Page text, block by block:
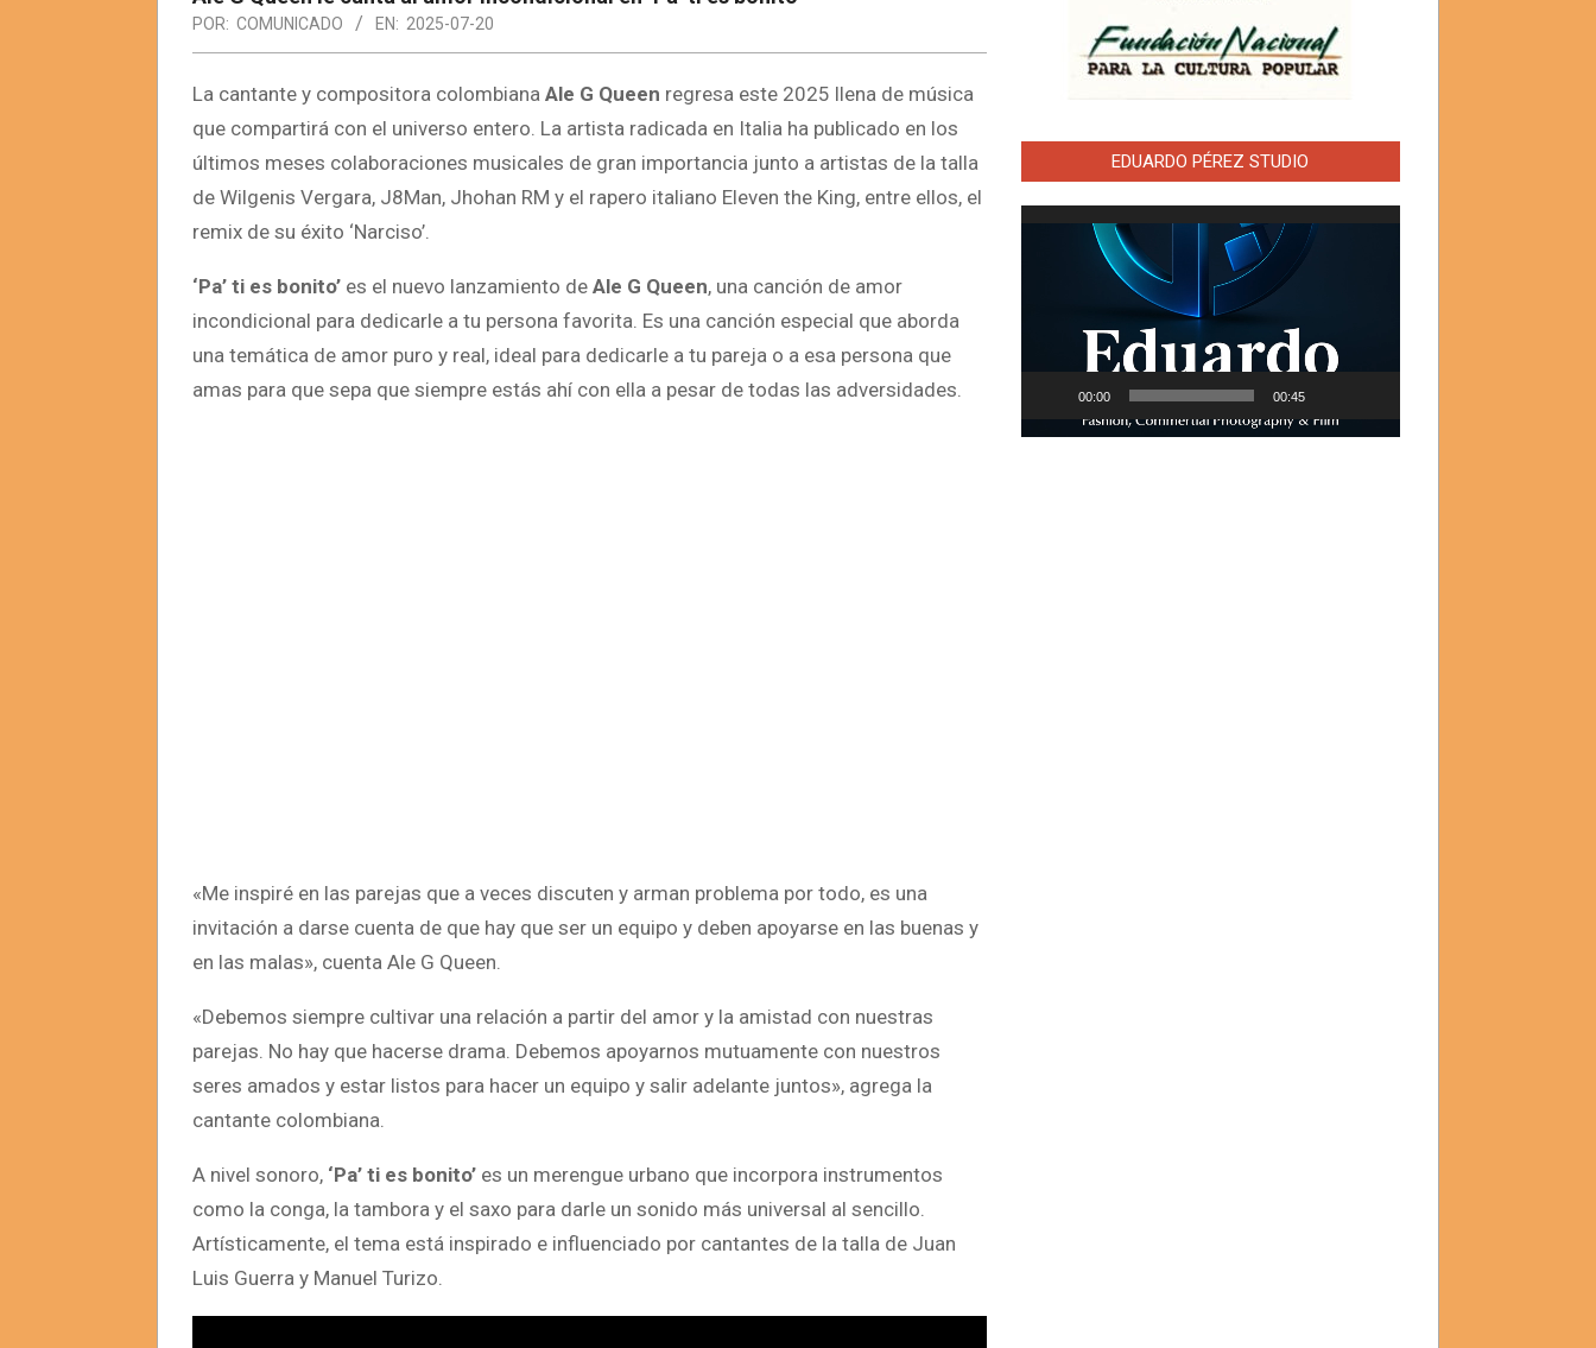
POR: COMUNICADO EN: 2025-07-20
La cantante y compositora colombiana Ale G Queen regresa este 2025 llena de música
que compartirá con el universo entero. La artista radicada en Italia ha publicado en los
últimos meses colaboraciones musicales de gran importancia junto a artistas de la talla
de Wilgenis Vergara, J8Man, Jhohan RM y el rapero italiano Eleven the King, entre ellos, el
remix de su éxito ‘Narciso’.
‘Pa’ ti es bonito’ es el nuevo lanzamiento de Ale G Queen, una canción de amor
incondicional para dedicarle a tu persona favorita. Es una canción especial que aborda
una temática de amor puro y real, ideal para dedicarle a tu pareja o a esa persona que
amas para que sepa que siempre estás ahí con ella a pesar de todas las adversidades.
«Me inspiré en las parejas que a veces discuten y arman problema por todo, es una
invitación a darse cuenta de que hay que ser un equipo y deben apoyarse en las buenas y
en las malas», cuenta Ale G Queen.
«Debemos siempre cultivar una relación a partir del amor y la amistad con nuestras
parejas. No hay que hacerse drama. Debemos apoyarnos mutuamente con nuestros
seres amados y estar listos para hacer un equipo y salir adelante juntos», agrega la
cantante colombiana.
A nivel sonoro, ‘Pa’ ti es bonito’ es un merengue urbano que incorpora instrumentos
como la conga, la tambora y el saxo para darle un sonido más universal al sencillo.
Artísticamente, el tema está inspirado e influenciado por cantantes de la talla de Juan
Luis Guerra y Manuel Turizo.
EDUARDO PÉREZ STUDIO
Reproductor
00:00 00:45